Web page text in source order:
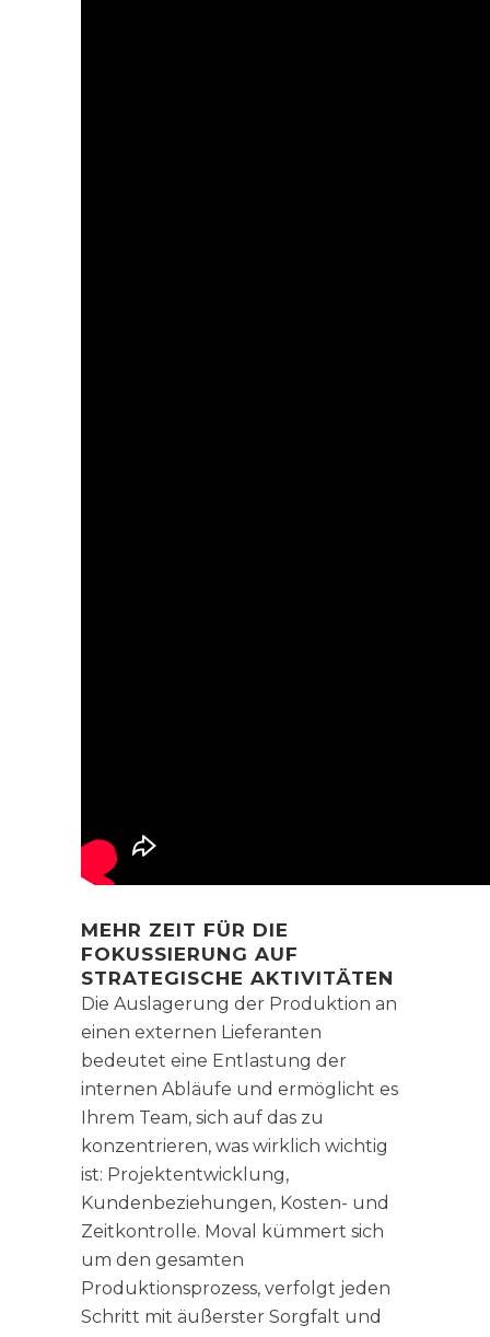
MEHR ZEIT FÜR DIE
FOKUSSIERUNG AUF
STRATEGISCHE AKTIVITÄTEN
Die Auslagerung der Produktion an
einen externen Lieferanten
bedeutet eine Entlastung der
internen Abläufe und ermöglicht es
Ihrem Team, sich auf das zu
konzentrieren, was wirklich wichtig
ist: Projektentwicklung,
Kundenbeziehungen, Kosten- und
Zeitkontrolle. Moval kümmert sich
um den gesamten
Produktionsprozess, verfolgt jeden
Schritt mit äußerster Sorgfalt und